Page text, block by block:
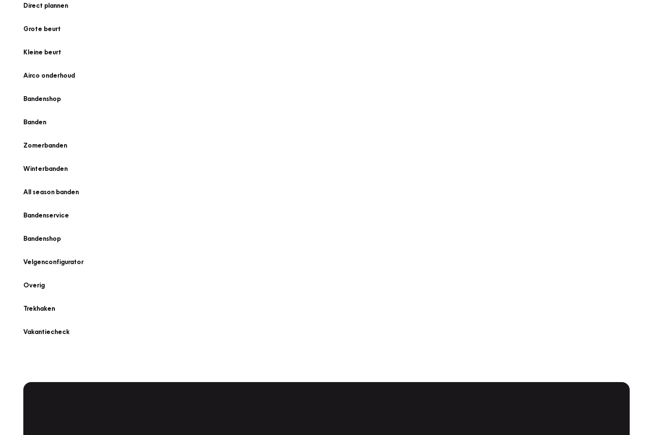
Direct plannen
Grote beurt
Kleine beurt
Airco onderhoud
Bandenshop
Banden
Zomerbanden
Winterbanden
All season banden
Bandenservice
Bandenshop
Velgenconfigurator
Overig
Trekhaken
Vakantiecheck